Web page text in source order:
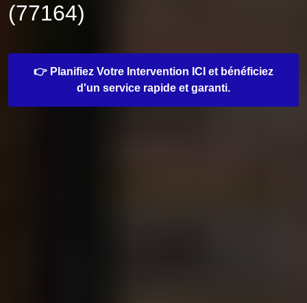
(77164)
👉 Planifiez Votre Intervention ICI et bénéficiez
d'un service rapide et garanti.